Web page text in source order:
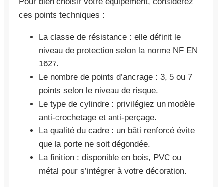
ces points techniques :
La classe de résistance : elle définit le
niveau de protection selon la norme NF EN
1627.
Le nombre de points d’ancrage : 3, 5 ou 7
points selon le niveau de risque.
Le type de cylindre : privilégiez un modèle
anti-crochetage et anti-perçage.
La qualité du cadre : un bâti renforcé évite
que la porte ne soit dégondée.
La finition : disponible en bois, PVC ou
métal pour s’intégrer à votre décoration.